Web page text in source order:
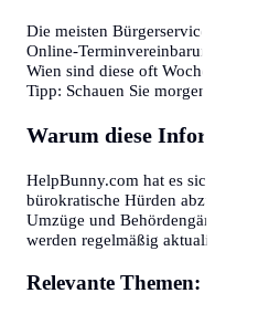
Die meisten Bürgerservice-Stellen
Online-Terminvereinbarung an.
Wien sind diese oft Wochen im
Tipp: Schauen Sie morgens
Warum diese
HelpBunny.com hat es sich zur
bürokratische Hürden abzubauen.
Umzüge und Behördengänge sein
werden regelmäßig aktualisiert.
Relevante Themen: